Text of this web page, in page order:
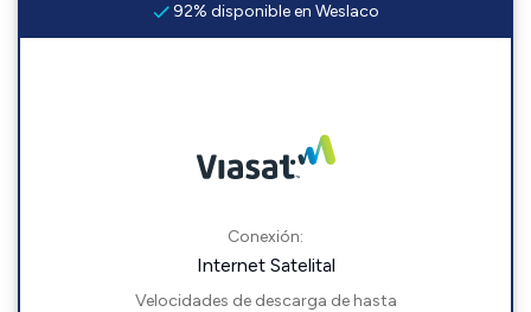
92% disponible en Weslaco
Conexión:
Internet Satelital
Velocidades de descarga de hasta